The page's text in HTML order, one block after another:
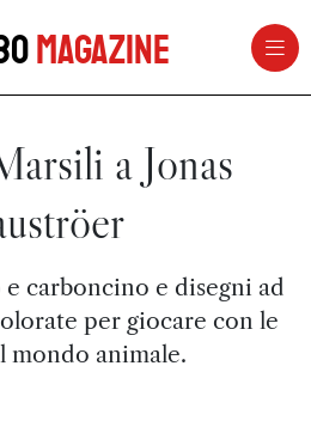
Magazine
a Jonas
carboncino e disegni ad
per giocare con le
mondo animale.